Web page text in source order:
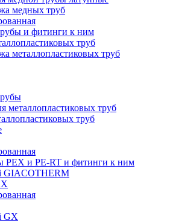
медных труб
и фитинги к ним
труб
металлопластиковых труб
труб
труб
PEX и PE-RT и фитинги к ним
GIACOTHERM
GX